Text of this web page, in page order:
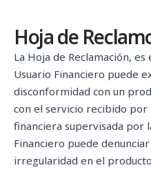
Hoja de
La Hoja de Reclamación,
Usuario Financiero puede
disconformidad con un
con el servicio recibido
financiera supervisada por
Financiero puede
irregularidad en el